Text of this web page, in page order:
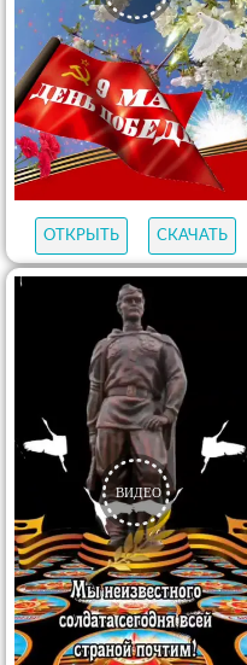
ОТКРЫТЬ СКАЧАТЬ